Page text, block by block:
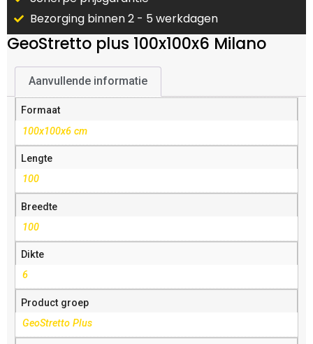
Bezorging binnen 2 - 5 werkdagen
GeoStretto plus 100x100x6 Milano
Aanvullende informatie
Formaat
100x100x6 cm
Lengte
100
Breedte
100
Dikte
6
Product groep
GeoStretto Plus